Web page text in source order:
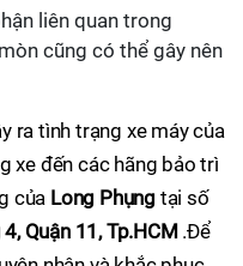
liên quan trong
cũng có thể gây nên
ra tình trạng xe máy của
xe đến các hãng bảo trì
của Long Phụng tại số
Quận 11, Tp.HCM .Để